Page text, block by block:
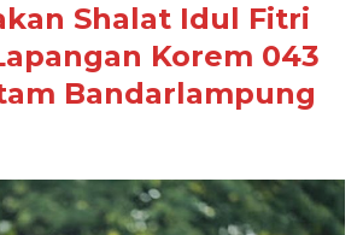
Shalat Idul Fitri
Korem 043
Bandarlampung